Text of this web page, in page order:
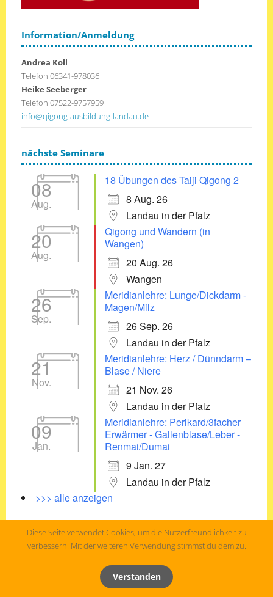
Information/Anmeldung
Andrea Koll
Telefon 06341-978036
Heike Seeberger
Telefon 07522-9757959
info@qigong-ausbildung-landau.de
nächste Seminare
08
Aug.
18 Übungen des Taiji Qigong 2
8 Aug. 26
Landau in der Pfalz
20
Aug.
Qigong und Wandern (in
Wangen)
20 Aug. 26
Wangen
26
Sep.
Meridianlehre: Lunge/Dickdarm -
Magen/Milz
26 Sep. 26
Landau in der Pfalz
21
Nov.
Meridianlehre: Herz / Dünndarm –
Blase / Niere
21 Nov. 26
Landau in der Pfalz
09
Jan.
Meridianlehre: Perikard/3facher
Erwärmer - Gallenblase/Leber -
Renmai/Dumai
9 Jan. 27
Landau in der Pfalz
>>> alle anzeigen
Qigong-Ausbildung Landau
Diese Seite verwendet Cookies, um die Nutzerfreundlichkeit zu
verbessern. Mit der weiteren Verwendung stimmst du dem zu.
Verstanden